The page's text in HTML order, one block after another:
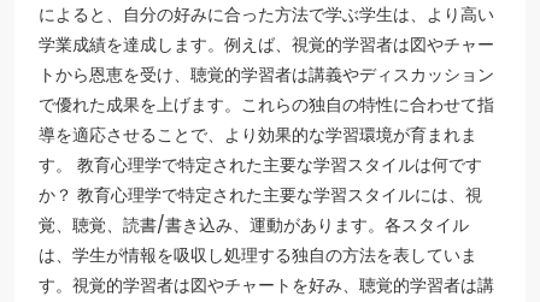
によると、自分の好みに合った方法で学ぶ学生は、より高い
学業成績を達成します。例えば、視覚的学習者は図やチャー
トから恩恵を受け、聴覚的学習者は講義やディスカッション
で優れた成果を上げます。これらの独自の特性に合わせて指
導を適応させることで、より効果的な学習環境が育まれま
す。 教育心理学で特定された主要な学習スタイルは何です
か？ 教育心理学で特定された主要な学習スタイルには、視
覚、聴覚、読書/書き込み、運動があります。各スタイル
は、学生が情報を吸収し処理する独自の方法を表していま
す。視覚的学習者は図やチャートを好み、聴覚的学習者は講